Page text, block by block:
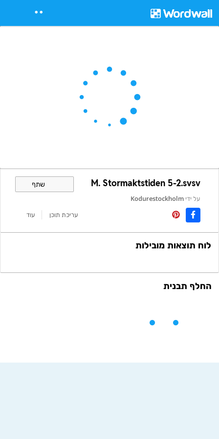
M. Stormaktstiden 5-2.svsv שתף
על ידי Kodurestockholm
עריכת תוכן
עוד
לוח תוצאות מובילות
החלף תבנית